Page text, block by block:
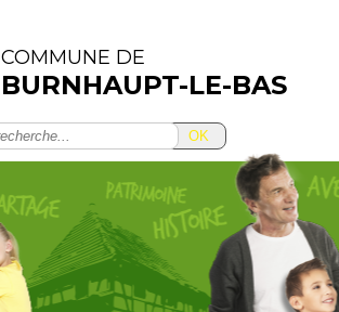
COMMUNE DE
BURNHAUPT-LE-BAS
OK